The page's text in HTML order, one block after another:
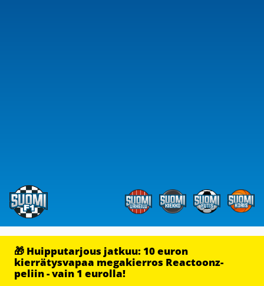
🎁 Huipputarjous jatkuu: 10 euron
kierrätysvapaa megakierros Reactoonz-
peliin - vain 1 eurolla!